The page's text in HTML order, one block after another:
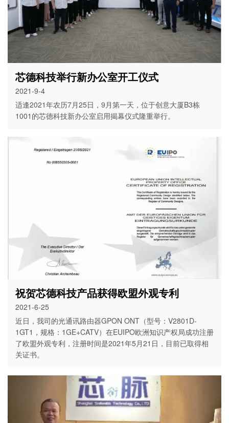
芯德科技举行新办公室开工仪式
2021-9-4
适逢2021年农历7月25日，9月第一天，位于创意大厦B3栋
1001的芯德科技新办公室启用揭幕仪式隆重举行。
祝贺芯德科技产品获得欧盟外观专利
2021-6-25
近日，我司的光通讯路由器GPON ONT（型号：V2801D-
1GT1，规格：1GE+CATV）在EUIPO欧洲知识产权局成功注册
了欧盟外观专利，注册时间是2021年5月21日，目前已取得相
关证书。